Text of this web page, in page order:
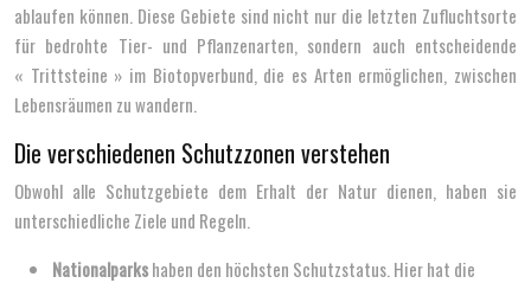
ablaufen können. Diese Gebiete sind nicht nur die letzten Zufluchtsorte
für bedrohte Tier- und Pflanzenarten, sondern auch entscheidende
« Trittsteine » im Biotopverbund, die es Arten ermöglichen, zwischen
Lebensräumen zu wandern.
Die verschiedenen Schutzzonen verstehen
Obwohl alle Schutzgebiete dem Erhalt der Natur dienen, haben sie
unterschiedliche Ziele und Regeln.
Nationalparkshaben den höchsten Schutzstatus. Hier hat die